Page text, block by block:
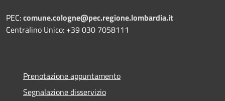
PEC:comune.cologne@pec.regione.lombardia.it
Centralino Unico: +39 030 7058111
Prenotazione appuntamento
Segnalazione disservizio